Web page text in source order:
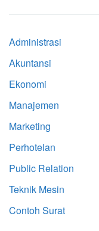
Administrasi
Akuntansi
Ekonomi
Manajemen
Marketing
Perhotelan
Public Relation
Teknik Mesin
Contoh Surat